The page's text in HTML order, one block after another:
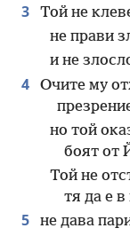
3 Той не
не прави
и не
4
Очите му
но той
боят от
Той не
тя да е в
5 не дава